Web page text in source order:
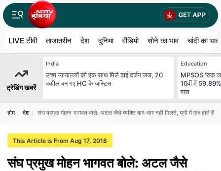
LIVE टीवी ताजातरीन देश दुनिया वीडियो सोने का भाव चांदी का भाव
ट्रेडिंग खबरें
India
उच्च न्यायालयों को एक साथ मिले ढाई दर्जन जज, 20
वकील बन गए HC के जस्टिस
Education
MPSOS 'रुक
10वीं में
पास
होम देश संघ प्रमुख मोहन भागवत बोले: अटल जैसे व्यक्ति बार-बार नहीं मिलते, युगों में एक होते हैं
This Article is From Aug 17, 2018
संघ प्रमुख मोहन भागवत बोले: अटल जैसे